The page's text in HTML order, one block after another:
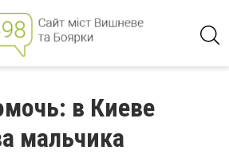
в Киеве
мальчика